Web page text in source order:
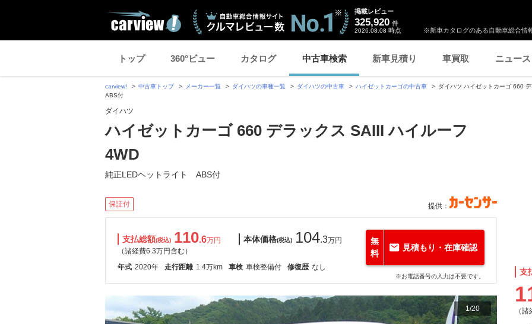
※新車カタログのある自動車総合情
掲載レビュー
325,920 件
2026.08.08 時点
トップ 360°ビュー カタログ 中古車検索 新車見積り 車買取 ニュース
carview! 中古車トップ メーカー一覧 ダイハツの車種一覧 ダイハツの中古車 ハイゼットカーゴの中古車
ダイハツ ハイゼットカーゴ 660
ABS付
ダイハツ
ハイゼットカーゴ 660 デラックス SAIII ハイルーフ
4WD
純正LEDヘットライト ABS付
保証付 提供：
支払総額(税込) 110.6万円
（諸経費6.3万円含む）
本体価格(税込) 104.3万円
年式 2020年 走行距離 1.4万km 車検 車検整備付 修復歴 なし
無
料
見積もり・在庫確認
※お電話番号の入力は不要です。
1/20
支
（